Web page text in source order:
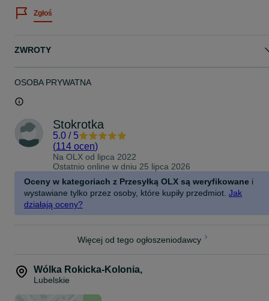
Zgłoś
ZWROTY
OSOBA PRYWATNA
Stokrotka
5.0 / 5
(114 ocen)
Na OLX od lipca 2022
Ostatnio online w dniu 25 lipca 2026
Oceny w kategoriach z Przesyłką OLX są weryfikowane i
wystawiane tylko przez osoby, które kupiły przedmiot. Jak
działają oceny?
Więcej od tego ogłoszeniodawcy
Wólka Rokicka-Kolonia,
Lubelskie